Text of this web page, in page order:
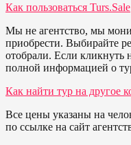
Как пользоваться Turs.Sale
Мы не агентство, мы
приобрести. Выбирайте
отобрали. Если кликнуть
полной информацией о
Как найти тур на другое
Все цены указаны на
по ссылке на сайт